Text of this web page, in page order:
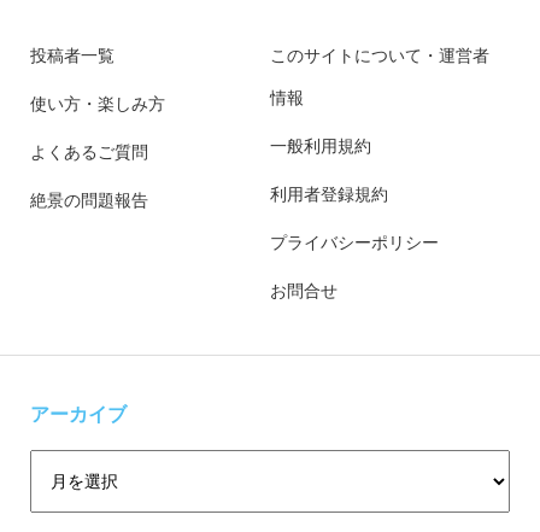
投稿者一覧
使い方・楽しみ方
よくあるご質問
絶景の問題報告
このサイトについて・運営者
情報
一般利用規約
利用者登録規約
プライバシーポリシー
お問合せ
アーカイブ